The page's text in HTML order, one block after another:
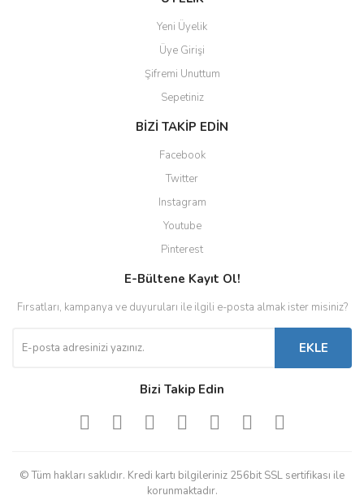
Yeni Üyelik
Üye Girişi
Şifremi Unuttum
Sepetiniz
BİZİ TAKİP EDİN
Facebook
Twitter
Instagram
Youtube
Pinterest
E-Bültene Kayıt Ol!
Fırsatları, kampanya ve duyuruları ile ilgili e-posta almak ister misiniz?
EKLE
Bizi Takip Edin
© Tüm hakları saklıdır. Kredi kartı bilgileriniz 256bit SSL sertifikası ile
korunmaktadır.